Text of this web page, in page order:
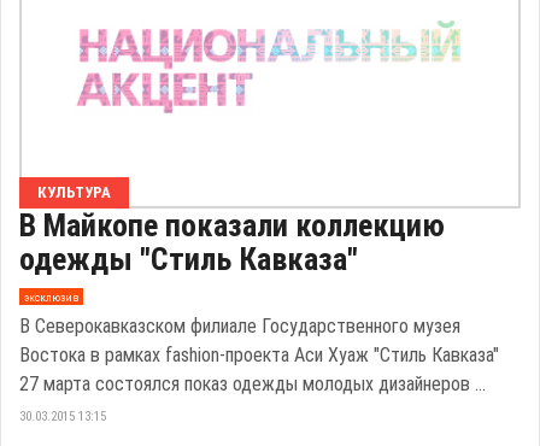
КУЛЬТУРА
В Майкопе показали коллекцию
одежды "Стиль Кавказа"
эксклюзив
В Северокавказском филиале Государственного музея
Востока в рамках fashion-проекта Аси Хуаж "Стиль Кавказа"
27 марта состоялся показ одежды молодых дизайнеров ...
30.03.2015 13:15